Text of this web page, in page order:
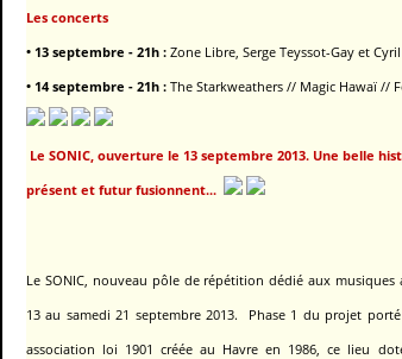
Les concerts
• 13 septembre - 21h : Zone Libre, Serge Teyssot-Gay et
• 14 septembre - 21h : The Starkweathers // Magic Hawaï //
Le SONIC, ouverture le 13 septembre 2013. Une belle
présent et futur fusionnent...
Le SONIC, nouveau pôle de répétition dédié aux
13 au samedi 21 septembre 2013. Phase 1 du projet porté
association loi 1901 créée au Havre en 1986, ce lieu